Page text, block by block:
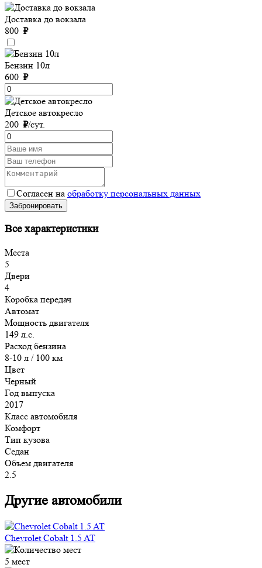
Доставка до вокзала
800 ₽
Бензин 10л
600 ₽
Детское автокресло
200 ₽/сут.
Согласен на обработку персональных данных
Забронировать
Все характеристики
Места
5
Двери
4
Коробка передач
Автомат
Мощность двигателя
149 л.с.
Расход бензина
8-10 л / 100 км
Цвет
Черный
Год выпуска
2017
Класс автомобиля
Комфорт
Тип кузова
Седан
Объем двигателя
2.5
Другие автомобили
Chevrolet Cobalt 1.5 AT
5 мест